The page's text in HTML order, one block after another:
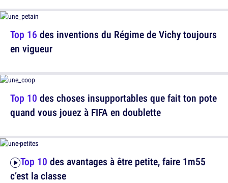
Top 16 des inventions du Régime de Vichy toujours
en vigueur
Top 10 des avantages à être petite, faire 1m55
c’est la classe
Top 10 des choses insupportables que fait ton pote
quand vous jouez à FIFA en doublette